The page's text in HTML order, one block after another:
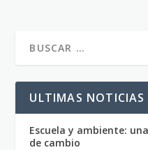
ULTIMAS NOTICIAS
Escuela y ambiente:
de cambio